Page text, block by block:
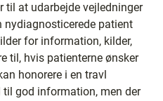
at udarbejde vejledninger
patient
for information, kilder,
til, hvis patienterne ønsker
honorere i en travl
god information, men der